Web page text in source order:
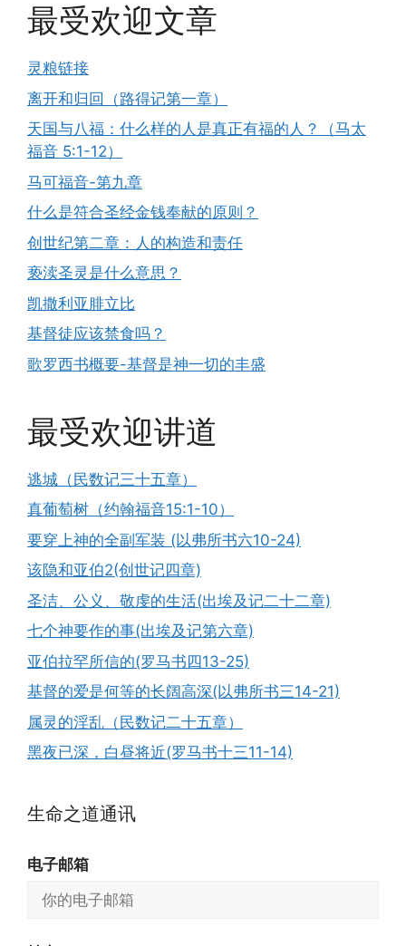
最受欢迎文章
灵粮链接
离开和归回（路得记第一章）
天国与八福：什么样的人是真正有福的人？（马太
福音 5:1-12）
马可福音-第九章
什么是符合圣经金钱奉献的原则？
创世纪第二章：人的构造和责任
亵渎圣灵是什么意思？
凯撒利亚腓立比
基督徒应该禁食吗？
歌罗西书概要-基督是神一切的丰盛
最受欢迎讲道
逃城（民数记三十五章）
真葡萄树（约翰福音15:1-10）
要穿上神的全副军装 (以弗所书六10-24)
该隐和亚伯2(创世记四章)
圣洁、公义、敬虔的生活(出埃及记二十二章)
七个神要作的事(出埃及记第六章)
亚伯拉罕所信的(罗马书四13-25)
基督的爱是何等的长阔高深(以弗所书三14-21)
属灵的淫乱（民数记二十五章）
黑夜已深，白昼将近(罗马书十三11-14)
生命之道通讯
电子邮箱